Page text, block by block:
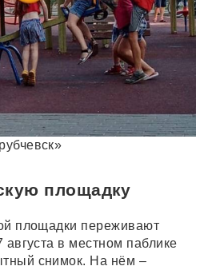
площадку
площадки переживают
августа в местном паблике
снимок. На нём –